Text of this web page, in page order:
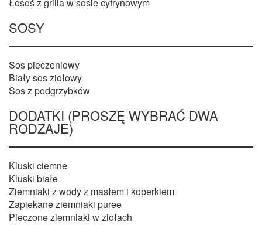
Łosoś z grilla w sosie cytrynowym
SOSY
Sos pieczeniowy
Biały sos ziołowy
Sos z podgrzybków
DODATKI (PROSZĘ WYBRAĆ DWA
RODZAJE)
Kluski ciemne
Kluski białe
Ziemniaki z wody z masłem i koperkiem
Zapiekane ziemniaki puree
Pieczone ziemniaki w ziołach